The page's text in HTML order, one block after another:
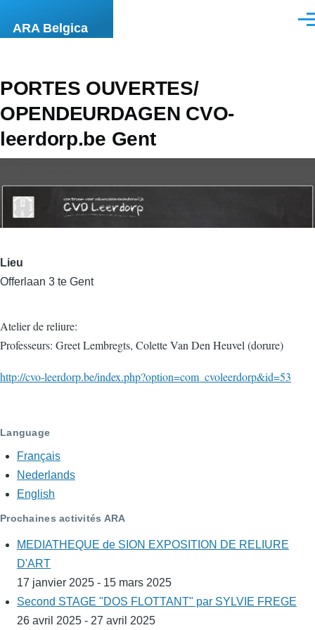
ARA Belgica
PORTES OUVERTES/
OPENDEURDAGEN CVO-
leerdorp.be Gent
Lieu
Offerlaan 3 te Gent
Atelier de reliure:
Professeurs: Greet Lembregts, Colette Van Den Heuvel (dorure)
http://cvo-leerdorp.be/index.php?option=com_cvoleerdorp&id=53
Language
Français
Nederlands
English
Prochaines activités ARA
MEDIATHEQUE de SION EXPOSITION DE RELIURE
D'ART
17 janvier 2025 - 15 mars 2025
Second STAGE "DOS FLOTTANT" par SYLVIE FREGE
26 avril 2025 - 27 avril 2025